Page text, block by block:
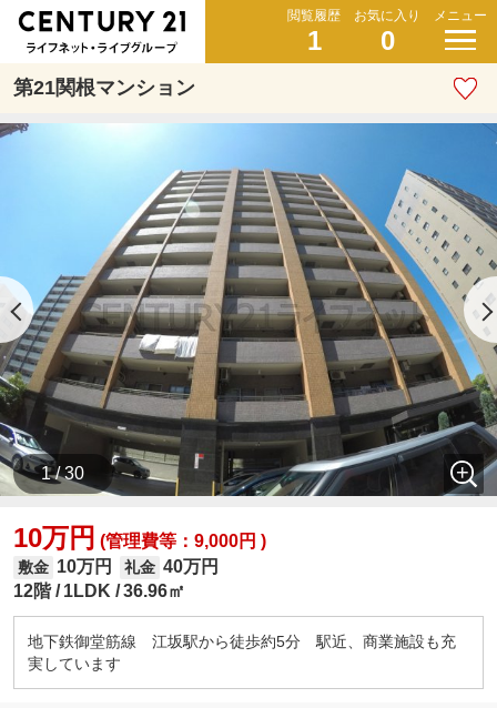
閲覧履歴
1
お気に入り
0
メニュー
第21関根マンション
1 / 30
10万円 (管理費等：9,000円 )
敷金 10万円 礼金 40万円
12階
1LDK 36.96㎡
地下鉄御堂筋線 江坂駅から徒歩約5分 駅近、商業施設も充
実しています